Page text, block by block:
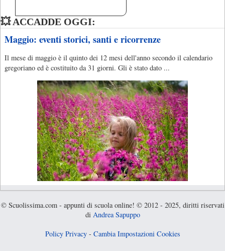
💥 ACCADDE OGGI:
Maggio: eventi storici, santi e ricorrenze
Il mese di maggio è il quinto dei 12 mesi dell'anno secondo il calendario
gregoriano ed è costituito da 31 giorni. Gli è stato dato ...
© Scuolissima.com - appunti di scuola online! © 2012 - 2025, diritti riservati
di Andrea Sapuppo
Policy Privacy- Cambia Impostazioni Cookies